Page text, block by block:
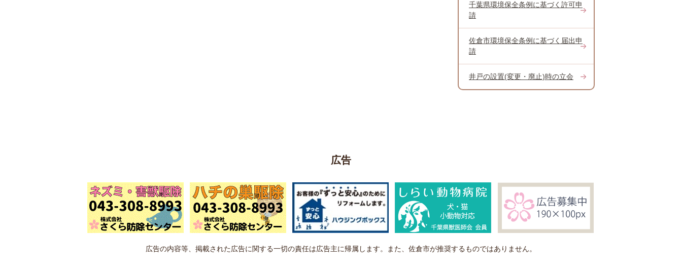
千葉県環境保全条例に基づく許可申
請
佐倉市環境保全条例に基づく届出申
請
井戸の設置(変更・廃止)時の立会
広告
広告の内容等、掲載された広告に関する一切の責任は広告主に帰属します。また、佐倉市が推奨するものではありません。